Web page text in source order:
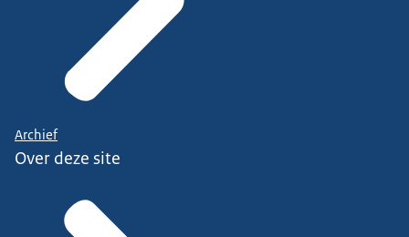
Archief
Over deze site